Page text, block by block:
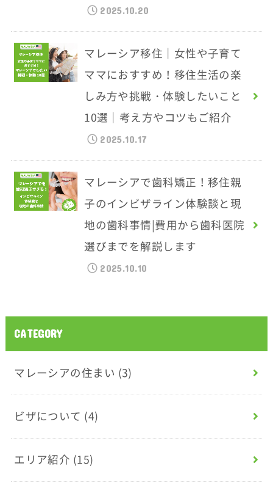
2025.10.20
マレーシア移住｜女性や子育て
ママにおすすめ！移住生活の楽
しみ方や挑戦・体験したいこと
10選｜考え方やコツもご紹介
2025.10.17
マレーシアで歯科矯正！移住親
子のインビザライン体験談と現
地の歯科事情|費用から歯科医院
選びまでを解説します
2025.10.10
CATEGORY
マレーシアの住まい (3)
ビザについて (4)
エリア紹介 (15)